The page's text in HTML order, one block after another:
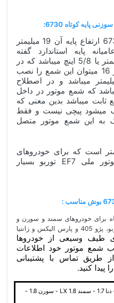
پایه کوتاه 6730:
شمع بوش اصلی آلمان 6730 ارتفاع پایه آن 19 میلیمتر
پایه استاندارد گفته
میشود،سایز آچار آن 16 میلیمتر یا 5/8 اینچ میباشد که در
اصطلاح عامیانه یعنی با آچار 16 میتوان این شمع را نصب
،سایز رزوه آن 14 میلیمتر میباشد و در اصطلاح
که شمع موتور در داخل
ثابت میباشد بدین معنی که
میشود پیچی نیست و فقط
به این شمع موتور متصل
گپ شمع 0.8 میلیمتر است که برای خودروهای
تولید داخل مخصوصا با موتور ملی EF7 توربو بسیار
برای خودروهای سمند و سورن و
دنا موتور ملی تنفس طبیعی و توربو، پژو 405 و پارس الیکس و زانتیا
طیف وسیعی از خودروها
شمع موتور خود اطلاعات
از طریق تماس با پشتیبانی
کنید.
روآ - RD - پیکان انژکتور - دنا 1.7 - سمند LX 1.8 - سورن 1.8 -